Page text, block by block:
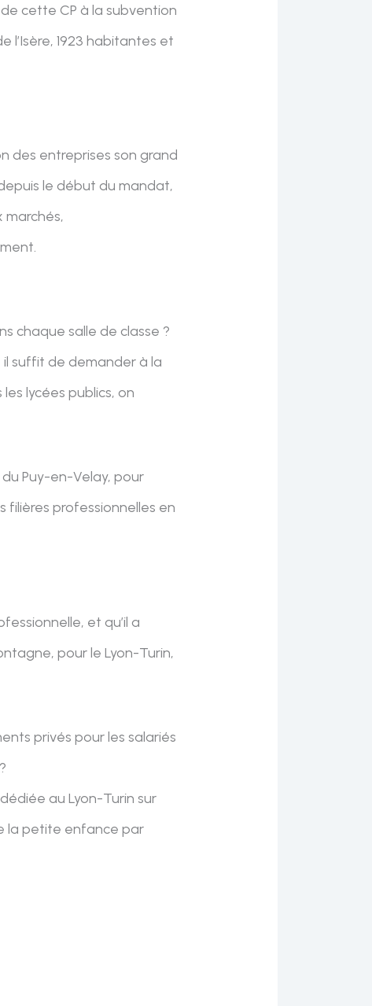
cette CP à la subvention
l’Isère, 1923 habitantes et
des entreprises son grand
le début du mandat,
marchés,
chaque salle de classe ?
il suffit de demander à la
lycées publics, on
Puy-en-Velay, pour
filières professionnelles en
et qu’il a
pour le Lyon-Turin,
privés pour les salariés
au Lyon-Turin sur
la petite enfance par